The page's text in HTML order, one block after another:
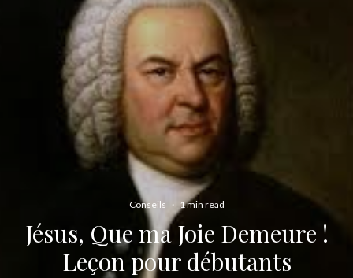
Conseils · 1 min read
Jésus, Que ma Joie Demeure !
Leçon pour débutants